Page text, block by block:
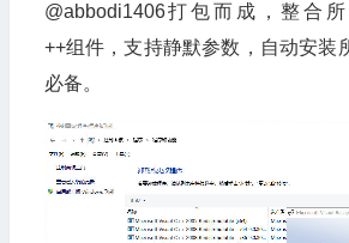
@abbodi1406打包而成，整合
++组件，支持静默参数，自动安装
必备。